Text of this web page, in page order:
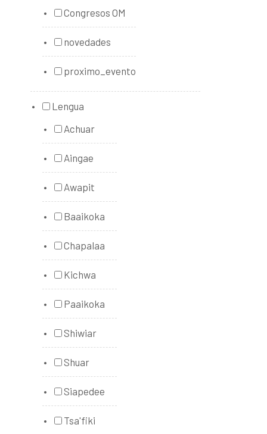
Congresos OM
novedades
proximo_evento
Lengua
Achuar
Aingae
Awapit
Baaikoka
Chapalaa
Kichwa
Paaikoka
Shiwiar
Shuar
Siapedee
Tsa'fiki